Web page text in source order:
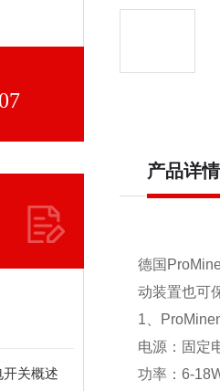
关概述
产品详情
德国
动装置也可
1、
电源：固定
功率：6-